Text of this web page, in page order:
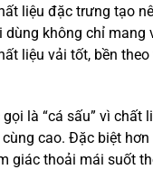
liệu đặc trưng tạo
không chỉ
liệu vải tốt, bền
là “cá sấu” vì chất
cao. Đặc biệt
giác thoải mái suốt